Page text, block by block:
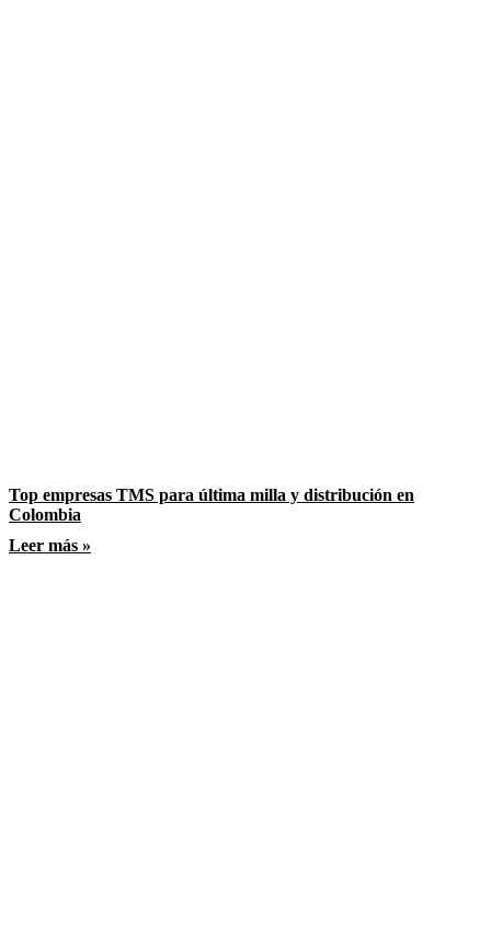
Top empresas TMS para última milla y distribución en
Colombia
Leer más »